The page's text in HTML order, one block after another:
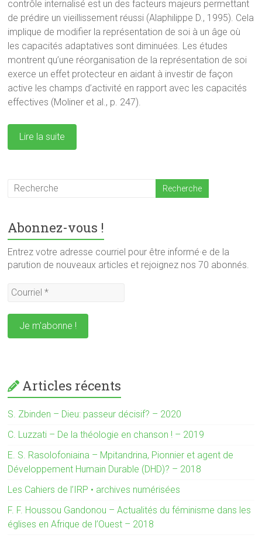
contrôle internalisé est un des facteurs majeurs permettant
de prédire un vieillissement réussi (Alaphilippe D., 1995). Cela
implique de modifier la représentation de soi à un âge où
les capacités adaptatives sont diminuées. Les études
montrent qu’une réorganisation de la représentation de soi
exerce un effet protecteur en aidant à investir de façon
active les champs d’activité en rapport avec les capacités
effectives (Moliner et al., p. 247).
Lire la suite
Abonnez-vous !
Entrez votre adresse courriel pour être informé·e de la
parution de nouveaux articles et rejoignez nos 70 abonnés.
Articles récents
S. Zbinden – Dieu: passeur décisif? – 2020
C. Luzzati – De la théologie en chanson ! – 2019
E. S. Rasolofoniaina – Mpitandrina, Pionnier et agent de
Développement Humain Durable (DHD)? – 2018
Les Cahiers de l’IRP • archives numérisées
F. F. Houssou Gandonou – Actualités du féminisme dans les
églises en Afrique de l’Ouest – 2018